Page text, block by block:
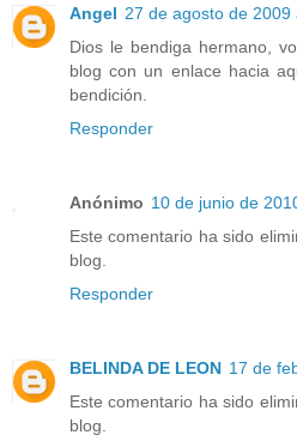
Angel 27 de agosto de 2009
Dios le bendiga hermano,
blog con un enlace hacia
bendición.
Responder
Anónimo 10 de junio de
Este comentario ha sido
blog.
Responder
BELINDA DE LEON 17 de
Este comentario ha sido
blog.